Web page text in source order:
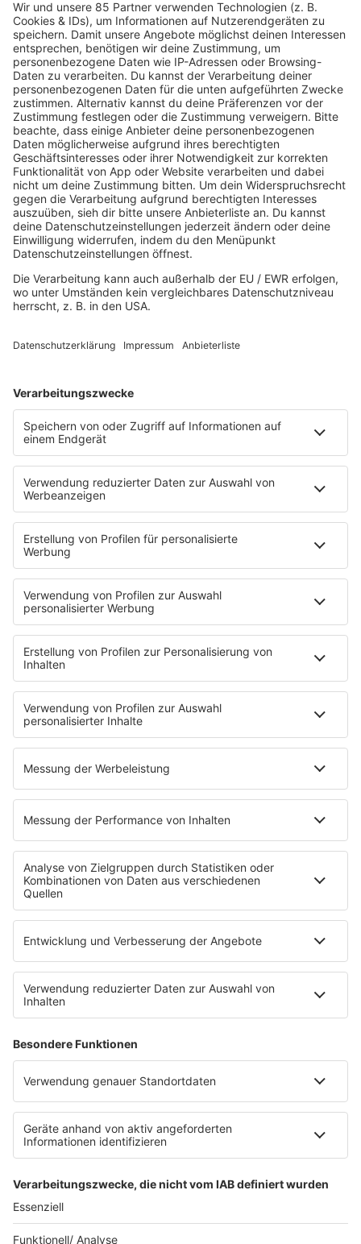
Vor weit über einem halben Jahrhundert hauen die Rolling Stones
einfach mal einen der größten Rocksongs aller Zeiten raus.
MEHR LESEN
HOME
MUSIK
Playlist
Streams
Rocknews
Band-Alphabet
Rockfakten
Rockquiz
Videos
PROGRAMM
Sendungen
Moderatoren
Podcasts
Hells Bells
Musikwunsch
AKTIONEN
Backstagebereich
King of BOB
Beichtstuhl
Neuerscheinung
Newcomer
EVENTS
Konzertkalender
Festivals
Wacken Open Air
SHOP
RADIO BOB!
Impressum
Kontakt
myBOB App
BOB-Plakate & Aufkleber bestellen
Datenschutz
Datenschutzeinstellungen
Teilnahmebedingungen
RADIO BOB! auf radioplayer.de
Partner
Wacken Radio by RADIO BOB!
WERBUNG SCHALTEN